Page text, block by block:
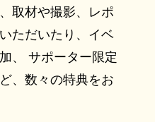
取材や撮影、レポ
ただいたり、イベ
、 サポーター限定
、数々の特典をお